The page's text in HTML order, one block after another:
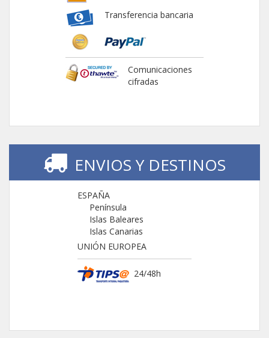
Transferencia bancaria
Comunicaciones
cifradas
ENVIOS Y DESTINOS
ESPAÑA
Península
Islas Baleares
Islas Canarias
UNIÓN EUROPEA
24/48h